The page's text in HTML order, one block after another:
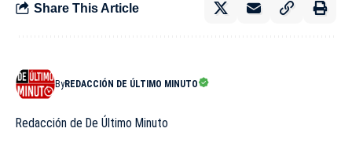
Share This Article
ByREDACCIÓN DE ÚLTIMO MINUTO
Redacción de De Último Minuto